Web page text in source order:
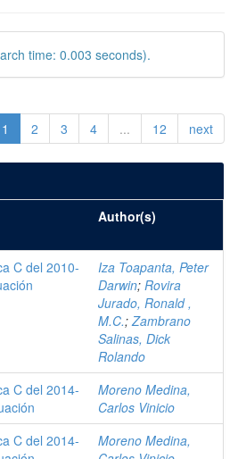
time: 0.003 seconds).
1 2 3 4 ... 12 next
Author(s)
C del 2010-
Iza Toapanta, Peter
Darwin; Rovira
Jurado, Ronald ,
M.C.;Zambrano
Salinas, Dick
Rolando
C del 2014-
Moreno Medina,
Carlos Vinicio
C del 2014-
Moreno Medina,